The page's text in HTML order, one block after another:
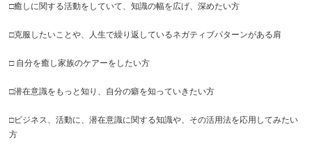
□癒しに関する活動をしていて、知識の幅を広げ、深めたい方
□克服したいことや、人生で繰り返しているネガティブパターンがある肩
□ 自分を癒し家族のケアーをしたい方
□潜在意識をもっと知り、自分の癖を知っていきたい方
□ビジネス、活動に、潜在意識に関する知識や、その活用法を応用してみたい
方